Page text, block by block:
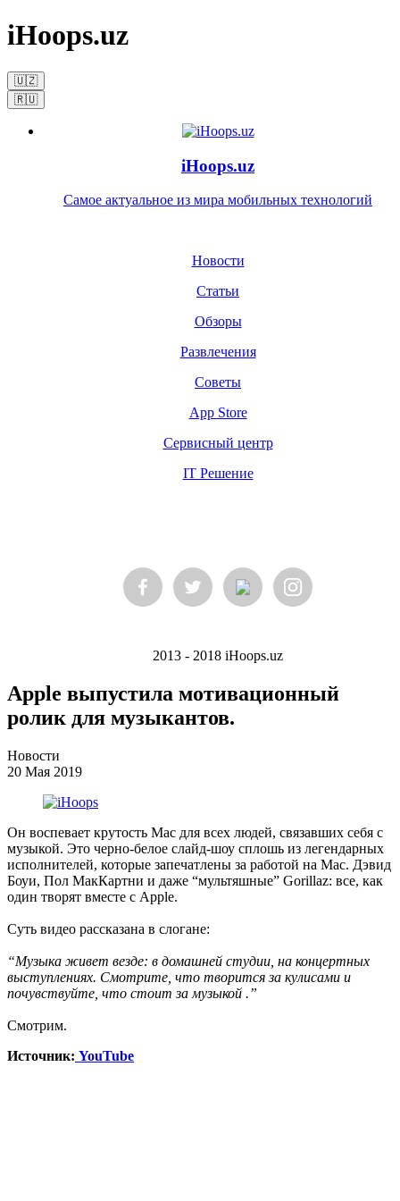
iHoops.uz
🇺🇿
🇷🇺
iHoops.uz
Самое актуальное из мира мобильных технологий
Новости
Статьи
Обзоры
Развлечения
Советы
App Store
Сервисный центр
IT Решение
2013 - 2018 iHoops.uz
Apple выпустила мотивационный
ролик для музыкантов.
Новости
20 Мая 2019
Он воспевает крутость Mac для всех людей, связавших себя с
музыкой. Это черно-белое слайд-шоу сплошь из легендарных
исполнителей, которые запечатлены за работой на Mac. Дэвид
Боуи, Пол МакКартни и даже “мультяшные” Gorillaz: все, как
один творят вместе с Apple.
Суть видео рассказана в слогане:
“Музыка живет везде: в домашней студии, на концертных
выступлениях. Смотрите, что творится за кулисами и
почувствуйте, что стоит за музыкой .”
Смотрим.
Источник: YouTube